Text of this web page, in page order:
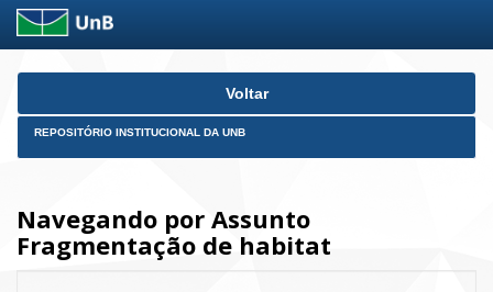
Skip
Voltar
REPOSITÓRIO INSTITUCIONAL DA UNB
Navegando por Assunto
Fragmentação de habitat